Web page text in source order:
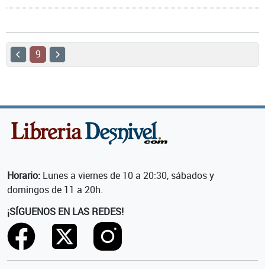
9
Horario: Lunes a viernes de 10 a 20:30, sábados y
domingos de 11 a 20h.
¡SÍGUENOS EN LAS REDES!